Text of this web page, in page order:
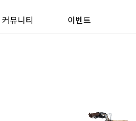
커뮤니티 이벤트